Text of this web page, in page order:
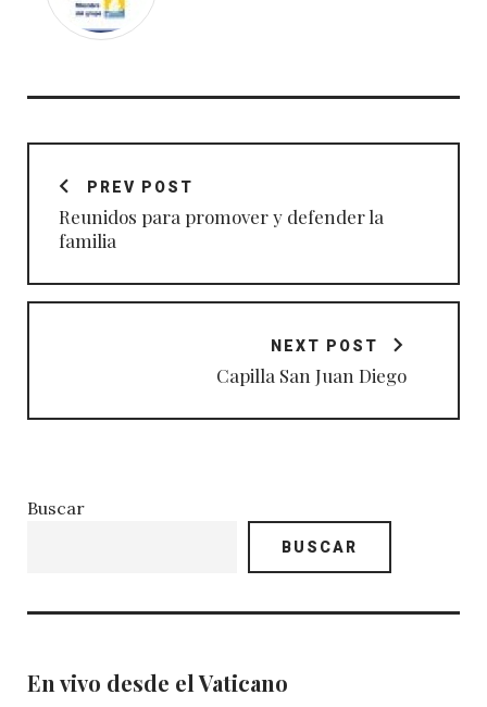
Navegación
entradasPREV POST
Reunidos para promover y defender la
familia
NEXT POST
Capilla San Juan Diego
Buscar
BUSCAR
En vivo desde el Vaticano